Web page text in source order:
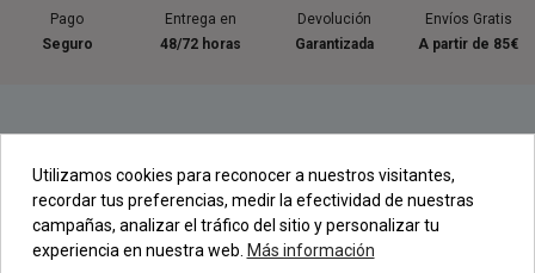
Pago
Seguro
Entrega en
48/72 horas
Devolución
Garantizada
Envíos Gratis
A partir de 85€
Contacta con nosotros
Utilizamos cookies para reconocer a nuestros visitantes,
recordar tus preferencias, medir la efectividad de nuestras
campañas, analizar el tráfico del sitio y personalizar tu
experiencia en nuestra web. Más información